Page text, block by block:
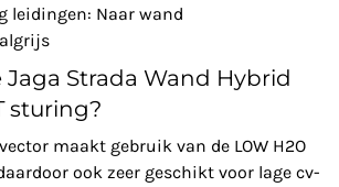
leidingen: Naar wand
Strada Wand Hybrid
sturing?
maakt gebruik van de LOW H2O
ook zeer geschikt voor lage cv-